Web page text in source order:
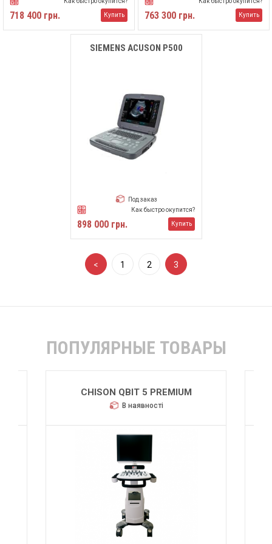
718 400 грн. Купить 763 300 грн. Купить
SIEMENS ACUSON P500
Под заказ
Как быстро окупится?
898 000 грн. Купить
< 1 2 3
ПОПУЛЯРНЫЕ ТОВАРЫ
CHISON QBIT 5
В наявності